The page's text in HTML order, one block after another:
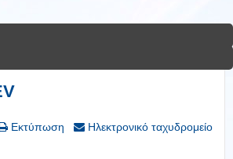
Εκτύπωση Ηλεκτρονικό ταχυδρομείο